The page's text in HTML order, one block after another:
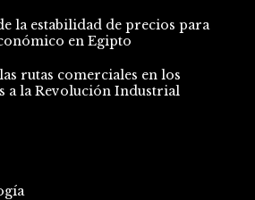
la estabilidad de precios para
en Egipto
rutas comerciales en los
a la Revolución Industrial